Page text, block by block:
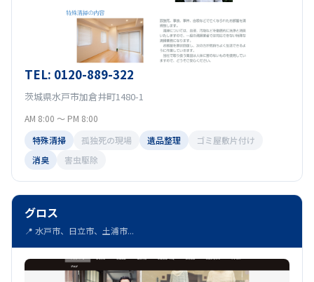
TEL: 0120-889-322
茨城県水戸市加倉井町1480-1
AM 8:00 ～ PM 8:00
特殊清掃
孤独死の現場 遺品整理
ゴミ屋敷片付け
消臭
害虫駆除
グロス
📍 水戸市、日立市、土浦市...